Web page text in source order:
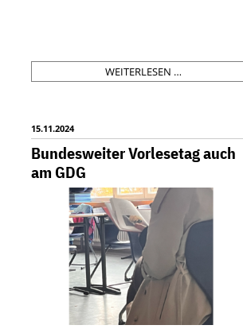
WEITERLESEN …
BEIM
ABEND
DER
15.11.2024
Bundesweiter Vorlesetag auch
am GDG